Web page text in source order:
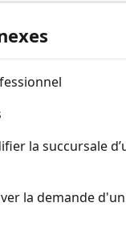
la succursale
la demande d'un